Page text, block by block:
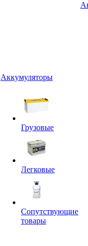
Аккумуляторы
Грузовые
Легковые
Сопутствующие
товары